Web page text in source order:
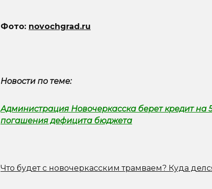
Фото: novochgrad.ru
Новости по теме:
Администрация Новочеркасска берет кредит на
погашения дефицита бюджета
Что будет с новочеркасским трамваем? Куда